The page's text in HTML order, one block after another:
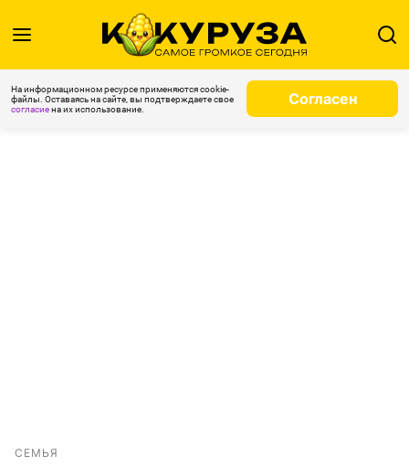
На информационном ресурсе применяются cookie-
файлы. Оставаясь на сайте, вы подтверждаете свое
согласиена их использование.
Согласен
СЕМЬЯ